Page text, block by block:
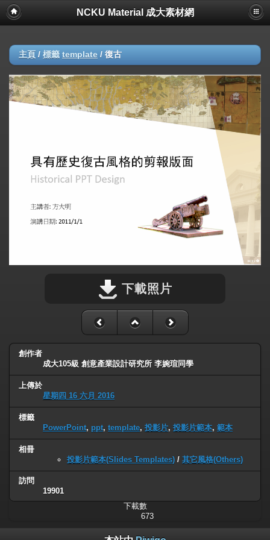
NCKU Material 成大素材網
主頁 / 標籤 template / 復古
下載照片
創作者
成大105級 創意產業設計研究所 李婉瑄同學
上傳於
星期四 16 六月 2016
標籤
PowerPoint, ppt, template, 投影片, 投影片範本, 範本
相冊
投影片範本(Slides Templates) / 其它風格(Others)
訪問
19901
下載數
673